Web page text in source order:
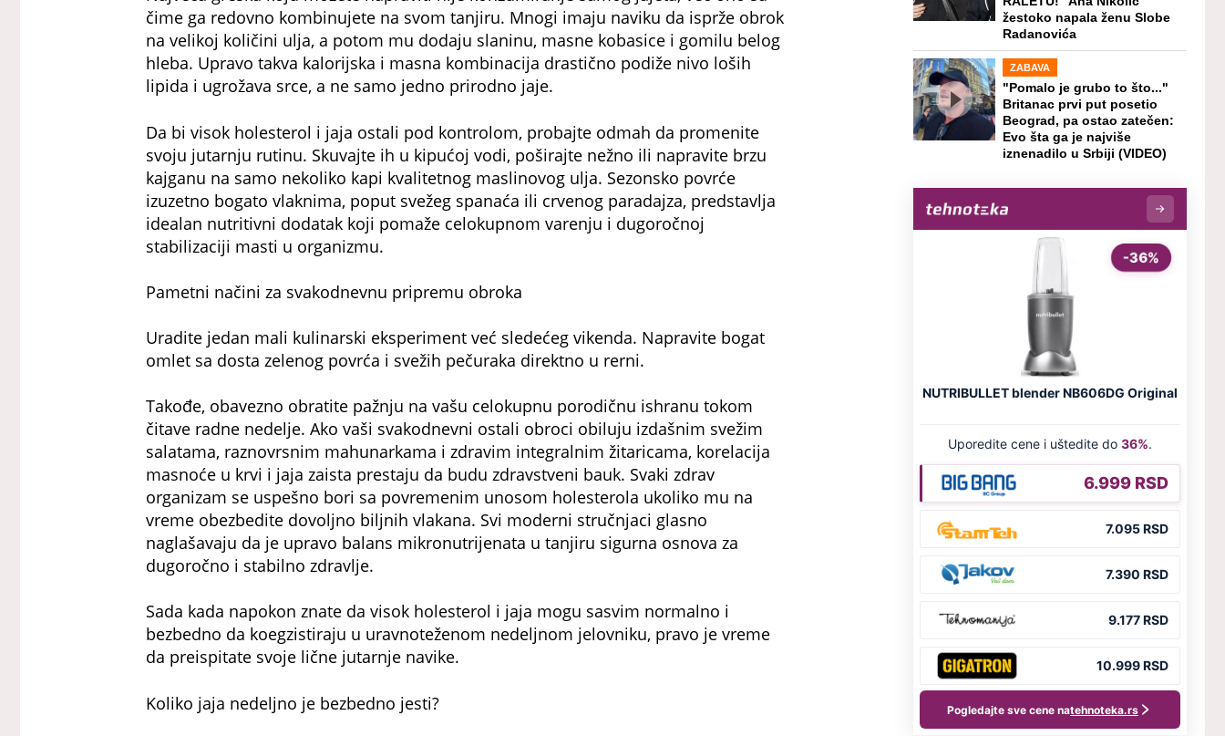
čime ga redovno kombinujete na svom tanjiru. Mnogi imaju naviku da isprže obrok
na velikoj količini ulja, a potom mu dodaju slaninu, masne kobasice i gomilu belog
hleba. Upravo takva kalorijska i masna kombinacija drastično podiže nivo loših
lipida i ugrožava srce, a ne samo jedno prirodno jaje.
Da bi visok holesterol i jaja ostali pod kontrolom, probajte odmah da promenite
svoju jutarnju rutinu. Skuvajte ih u kipućoj vodi, poširajte nežno ili napravite brzu
kajganu na samo nekoliko kapi kvalitetnog maslinovog ulja. Sezonsko povrće
izuzetno bogato vlaknima, poput svežeg spanaća ili crvenog paradajza, predstavlja
idealan nutritivni dodatak koji pomaže celokupnom varenju i dugoročnoj
stabilizaciji masti u organizmu.
Pametni načini za svakodnevnu pripremu obroka
Uradite jedan mali kulinarski eksperiment već sledećeg vikenda. Napravite bogat
omlet sa dosta zelenog povrća i svežih pečuraka direktno u rerni.
Takođe, obavezno obratite pažnju na vašu celokupnu porodičnu ishranu tokom
čitave radne nedelje. Ako vaši svakodnevni ostali obroci obiluju izdašnim svežim
salatama, raznovrsnim mahunarkama i zdravim integralnim žitaricama, korelacija
masnoće u krvi i jaja zaista prestaju da budu zdravstveni bauk. Svaki zdrav
organizam se uspešno bori sa povremenim unosom holesterola ukoliko mu na
vreme obezbedite dovoljno biljnih vlakana. Svi moderni stručnjaci glasno
naglašavaju da je upravo balans mikronutrijenata u tanjiru sigurna osnova za
dugoročno i stabilno zdravlje.
Sada kada napokon znate da visok holesterol i jaja mogu sasvim normalno i
bezbedno da koegzistiraju u uravnoteženom nedeljnom jelovniku, pravo je vreme
da preispitate svoje lične jutarnje navike.
Koliko jaja nedeljno je bezbedno jesti?
žestoko napala ženu Slobe
Radanovića
ZABAVA
"Pomalo je grubo to što..."
Britanac prvi put posetio
Beograd, pa ostao zatečen:
Evo šta ga je najviše
iznenadilo u Srbiji (VIDEO)